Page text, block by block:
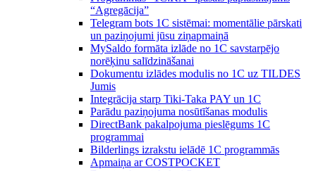
“Agregācija”
Telegram bots 1C sistēmai: momentālie pārskati
un paziņojumi jūsu ziņapmaiņā
MySaldo formāta izlāde no 1C savstarpējo
norēķinu salīdzināšanai
Dokumentu izlādes modulis no 1C uz TILDES
Jumis
Integrācija starp Tiki-Taka PAY un 1C
Parādu paziņojuma nosūtīšanas modulis
DirectBank pakalpojuma pieslēgums 1C
programmai
Bilderlings izrakstu ielādē 1C programmās
Apmaiņa ar COSTPOCKET